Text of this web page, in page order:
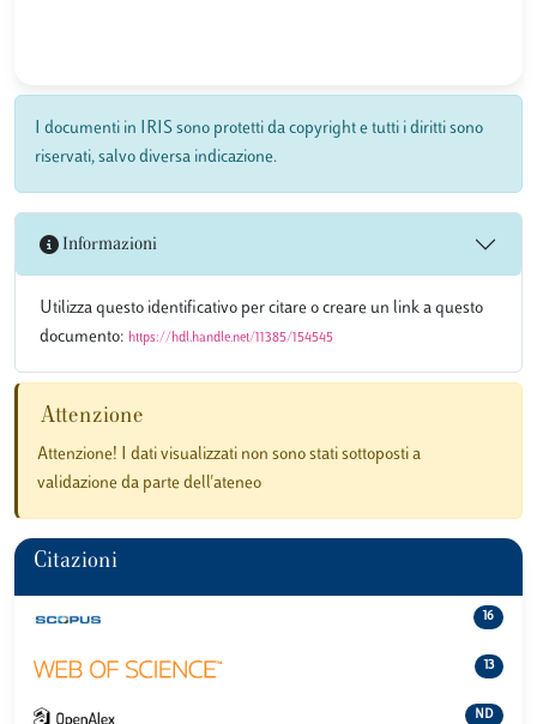
I documenti in IRIS sono protetti da copyright e tutti i diritti sono
riservati, salvo diversa indicazione.
Informazioni
Utilizza questo identificativo per citare o creare un link a questo
documento: https://hdl.handle.net/11385/154545
Attenzione
Attenzione! I dati visualizzati non sono stati sottoposti a
validazione da parte dell'ateneo
Citazioni
16
13
ND